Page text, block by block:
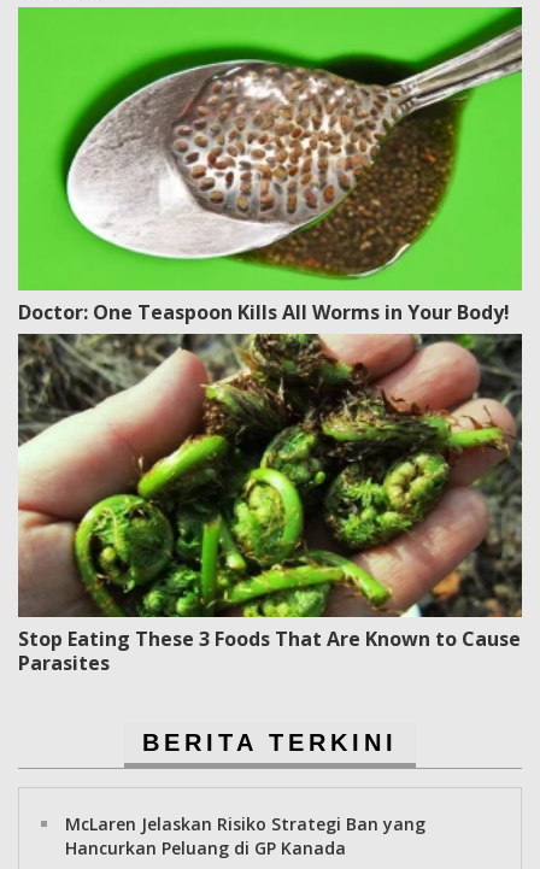
Doctor: One Teaspoon Kills All Worms in Your Body!
Stop Eating These 3 Foods That Are Known to Cause
Parasites
BERITA TERKINI
McLaren Jelaskan Risiko Strategi Ban yang
Hancurkan Peluang di GP Kanada